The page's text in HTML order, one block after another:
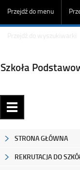
Przejdź do menu
Przejdź do wyszukiwarki
Szkoła
STRONA GŁÓWNA
REKRUTACJA DO